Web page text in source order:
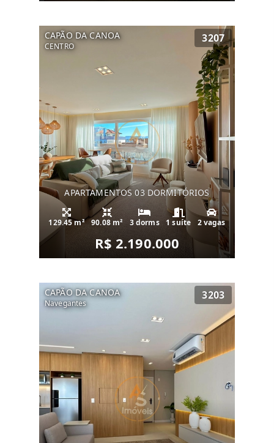
CAPÃO DA CANOA
CENTRO
3207
APARTAMENTOS 03 DORMITÓRIOS
129.45 m² 90.08 m² 3 dorms 1 suíte 2 vagas
R$ 2.190.000
CAPÃO DA CANOA
Navegantes
3203